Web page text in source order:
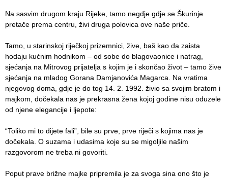
Na sasvim drugom kraju Rijeke, tamo negdje gdje se Škurinje
pretače prema centru, živi druga polovica ove naše priče.
Tamo, u starinskoj riječkoj prizemnici, žive, baš kao da zaista
hodaju kućnim hodnikom – od sobe do blagovaonice i natrag,
sjećanja na Mitrovog prijatelja s kojim je i skončao život – tamo žive
sjećanja na mladog Gorana Damjanovića Magarca. Na vratima
njegovog doma, gdje je do tog 14. 2. 1992. živio sa svojim bratom i
majkom, dočekala nas je prekrasna žena kojoj godine nisu oduzele
od njene elegancije i ljepote:
“Toliko mi to dijete fali”, bile su prve, prve riječi s kojima nas je
dočekala. O suzama i udasima koje su se migoljile našim
razgovorom ne treba ni govoriti.
Poput prave brižne majke pripremila je za svoga sina ono što je